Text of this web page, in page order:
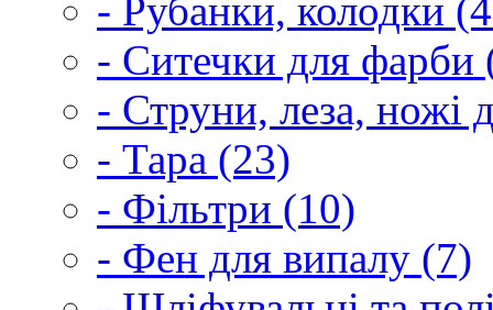
- Рубанки, колодки
- Ситечки для фарби
- Струни, леза, ножі
- Тара (23)
- Фільтри (10)
- Фен для випалу (7)